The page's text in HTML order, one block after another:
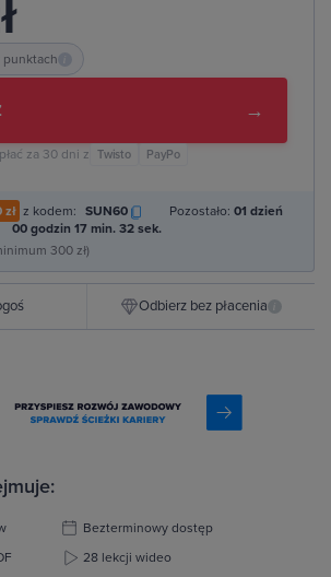
→
za 30 dni z Twisto PayPo
zł z kodem: SUN60 Pozostało: 01 dzień
00 godzin 17 min. 31 sek.
300 zł)
Odbierz bez płacenia i
Bezterminowy dostęp
28 lekcji wideo